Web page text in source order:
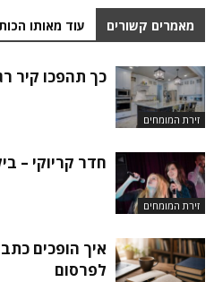
מאמרים קשורים עוד מאותו
זירת המומחים
כך תהפכו קיר
זירת המומחים
חדר קריוקי –
איך הופכים
לפרסום